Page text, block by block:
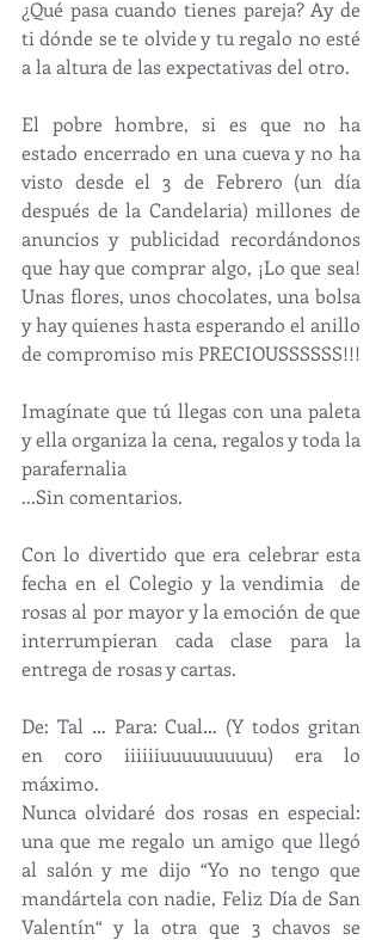
¿Qué pasa cuando tienes pareja? Ay de
ti dónde se te olvide y tu regalo no esté
a la altura de las expectativas del otro.
El pobre hombre, si es que no ha
estado encerrado en una cueva y no ha
visto desde el 3 de Febrero (un día
después de la Candelaria) millones de
anuncios y publicidad recordándonos
que hay que comprar algo, ¡Lo que sea!
Unas flores, unos chocolates, una bolsa
y hay quienes hasta esperando el anillo
de compromiso mis PRECIOUSSSSSS!!!
Imagínate que tú llegas con una paleta
y ella organiza la cena, regalos y toda la
parafernalia
...Sin comentarios.
Con lo divertido que era celebrar esta
fecha en el Colegio y la vendimia  de
rosas al por mayor y la emoción de que
interrumpieran cada clase para la
entrega de rosas y cartas.
De: Tal … Para: Cual… (Y todos gritan
en coro iiiiiiuuuuuuuuuu) era lo
máximo.
Nunca olvidaré dos rosas en especial:
una que me regalo un amigo que llegó
al salón y me dijo “Yo no tengo que
mandártela con nadie, Feliz Día de San
Valentín“ y la otra que 3 chavos se